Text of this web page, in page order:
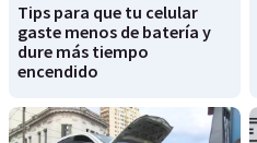
Tips para que tu celular
gaste menos de batería y
dure más tiempo
encendido